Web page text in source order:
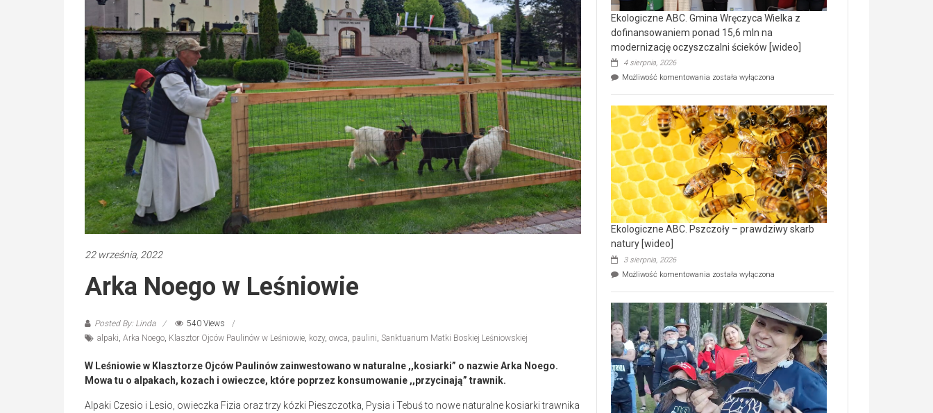
22 września, 2022
Arka Noego w Leśniowie
Posted By: Linda
540 Views
alpaki Arka Noego Klasztor Ojców Paulinów w Leśniowie kozy, owca paulini Sanktuarium Matki Boskiej Leśniowskiej
W Leśniowie w Klasztorze Ojców Paulinów zainwestowano w naturalne ,,kosiarki” o nazwie Arka Noego.
Mowa tu o alpakach, kozach i owieczce, które poprzez konsumowanie ,,przycinają” trawnik.
Alpaki Czesio i Lesio, owieczka Fizia oraz trzy kózki Pieszczotka, Pysia i Tebuś to nowe naturalne kosiarki trawnika
Ekologiczne ABC. Gmina Wręczyca Wielka z
dofinansowaniem ponad 15,6 mln na
modernizację oczyszczalni ścieków [wideo]
4 sierpnia, 2026
Możliwość komentowania Ekologiczne
Wręczyca
Wielka
z
dofinansowaniem
ponad
15,6
mln
na
modernizację
oczyszczalni
ścieków
[wideo]
została wyłączona
Ekologiczne ABC. Pszczoły – prawdziwy skarb
natury [wideo]
3 sierpnia, 2026
Możliwość komentowania Ekologiczne
–
prawdziwy
skarb
natury
[wideo]
została wyłączona